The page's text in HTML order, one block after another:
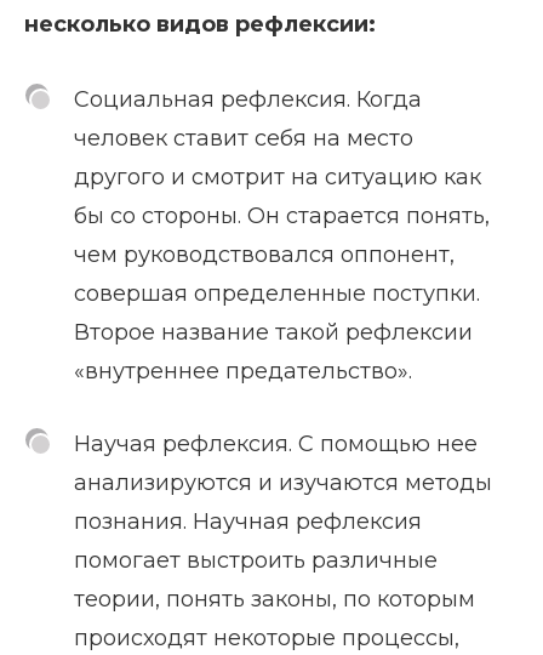
несколько видов рефлексии:
Социальная рефлексия. Когда
человек ставит себя на место
другого и смотрит на ситуацию как
бы со стороны. Он старается понять,
чем руководствовался оппонент,
совершая определенные поступки.
Второе название такой рефлексии
«внутреннее предательство».
Научая рефлексия. С помощью нее
анализируются и изучаются методы
познания. Научная рефлексия
помогает выстроить различные
теории, понять законы, по которым
происходят некоторые процессы,